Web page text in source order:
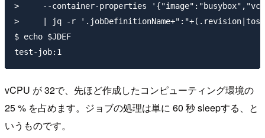
>     --container-properties
>     | jq -r
$ echo $JDEF
vCPU が 32で、先ほど作成したコンピューティング環境の
25 % を占めます。ジョブの処理は単に 60 秒 sleepする、と
いうものです。